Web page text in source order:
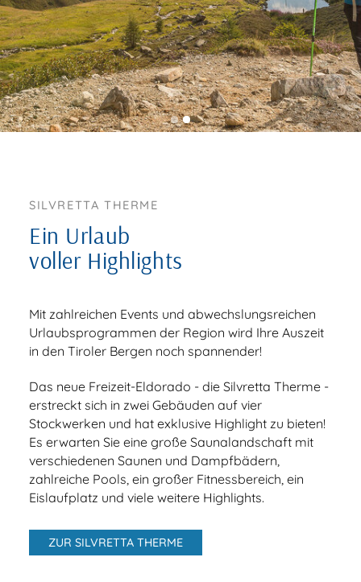
Ein Urlaub
voller Highlights
SILVRETTA THERME
Mit zahlreichen Events und abwechslungsreichen
Urlaubsprogrammen der Region wird Ihre Auszeit
in den Tiroler Bergen noch spannender!
Das neue Freizeit-Eldorado - die Silvretta Therme -
erstreckt sich in zwei Gebäuden auf vier
Stockwerken und hat exklusive Highlight zu bieten!
Es erwarten Sie eine große Saunalandschaft mit
verschiedenen Saunen und Dampfbädern,
zahlreiche Pools, ein großer Fitnessbereich, ein
Eislaufplatz und viele weitere Highlights.
ZUR SILVRETTA THERME